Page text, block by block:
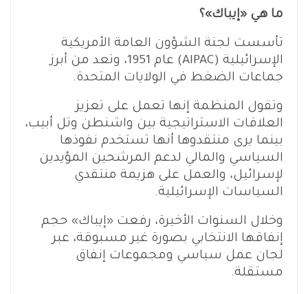
ما هي «إيباك»؟
تأسست لجنة الشؤون العامة الأمريكية
الإسرائيلية (AIPAC) عام 1951، وتعد من أبرز
جماعات الضغط في الولايات المتحدة.
وتقول المنظمة إنها تعمل على تعزيز
العلاقات الاستراتيجية بين واشنطن وتل أبيب،
بينما يرى منتقدوها أنها تستخدم نفوذها
السياسي والمالي لدعم المرشحين المؤيدين
لإسرائيل، والعمل على هزيمة منتقدي
السياسات الإسرائيلية.
وخلال السنوات الأخيرة، رفعت «إيباك» حجم
إنفاقها الانتخابي بصورة غير مسبوقة، عبر
لجان عمل سياسي ومجموعات إنفاق
مستقلة.